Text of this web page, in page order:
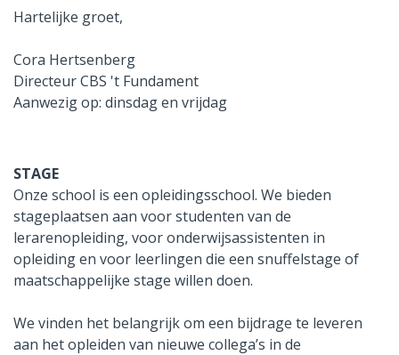
Hartelijke groet,
Cora Hertsenberg
Directeur CBS 't Fundament
Aanwezig op: dinsdag en vrijdag
STAGE
Onze school is een opleidingsschool. We bieden
stageplaatsen aan voor studenten van de
lerarenopleiding, voor onderwijsassistenten in
opleiding en voor leerlingen die een snuffelstage of
maatschappelijke stage willen doen.
We vinden het belangrijk om een bijdrage te leveren
aan het opleiden van nieuwe collega’s in de